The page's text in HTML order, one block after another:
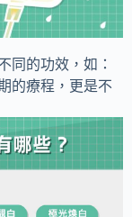
同的功效，如：
的療程，更是不